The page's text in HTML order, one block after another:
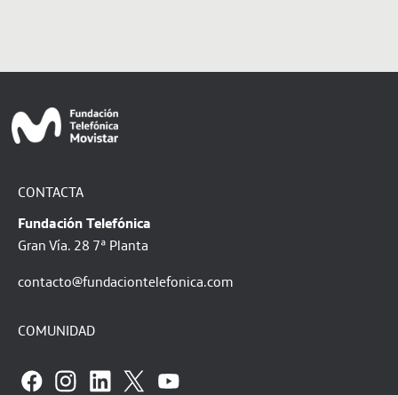
CONTACTA
Fundación Telefónica
Gran Vía. 28 7ª Planta
contacto@fundaciontelefonica.com
COMUNIDAD